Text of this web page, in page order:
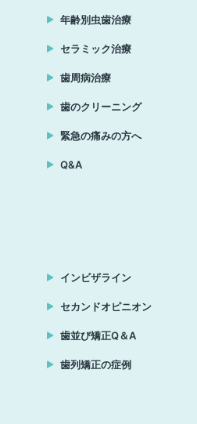
年齢別虫歯治療
セラミック治療
歯周病治療
歯のクリーニング
緊急の痛みの方へ
Q&A
インビザライン
セカンドオピニオン
歯並び矯正Q＆A
歯列矯正の症例